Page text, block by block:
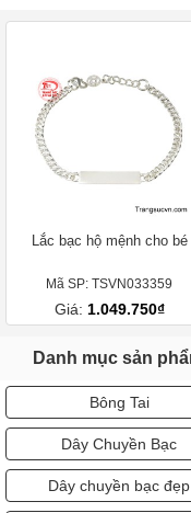
Lắc bạc hộ mệnh cho bé
Mã SP: TSVN033359
Giá: 1.049.750₫
Danh mục sản
Bông Tai
Dây Chuyền Bạc
Dây chuyền bạc đẹp